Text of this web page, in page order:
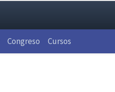
Congreso Cursos